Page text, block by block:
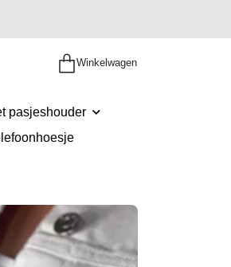
Winkelwagen
pasjeshouder